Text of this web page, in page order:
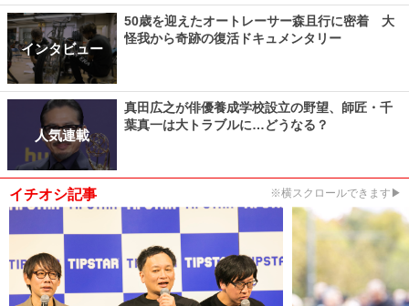
インタビュー
50歳を迎えたオートレーサー森且行に密着 大
怪我から奇跡の復活ドキュメンタリー
人気連載
真田広之が俳優養成学校設立の野望、師匠・千
葉真一は大トラブルに…どうなる？
イチオシ記事 ※横スクロールできます▶